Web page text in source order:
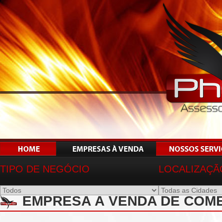
TIPO DE NEGÓCIO
EMPRESA À VENDA DE
PAULO-SP - REF 00952